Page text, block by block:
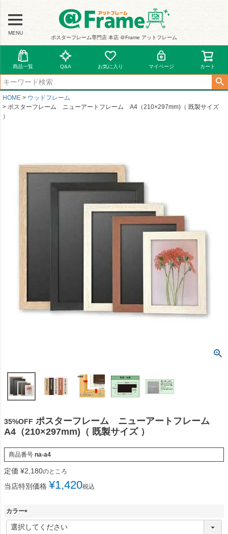
MENU
ポスターフレーム専門店 本店 ＠Frame アットフレーム
商品一覧 Q&A お気に入り マイページ カート
HOME
ウッドフレーム
ポスターフレーム ニューアートフレーム A4（210×297mm)（ 既製サイズ
）
35%OFF ポスターフレーム ニューアートフレーム
A4（210×297mm)（ 既製サイズ ）
商品番号 na-a4
定価 ¥2,180のところ
当店特別価格 ¥1,420税込
カラー
(
必